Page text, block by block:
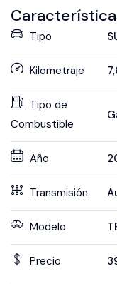
Tipo
Kilometraje
Tipo de
Combustible
Año
Transmisión
Modelo
Precio